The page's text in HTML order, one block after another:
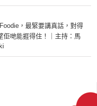
，最緊要講真話，對得
佢哋能捱得住！｜主持：馬